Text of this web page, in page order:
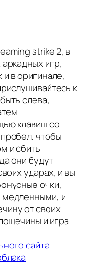
strike 2, в
игр,
и в оригинале,
к
слева,
клавиш со
чтобы
и сбить
они будут
ударах, и вы
очки,
медленными, и
от своих
и игра
сайта